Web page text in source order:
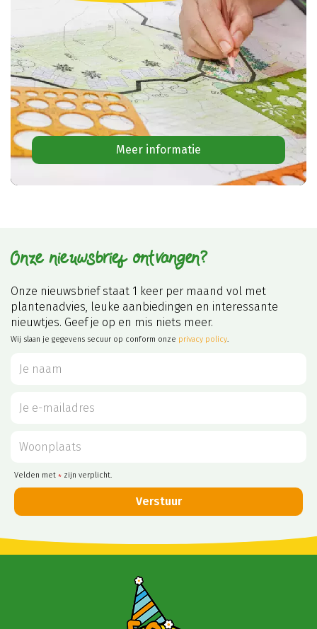
Meer informatie
Onze nieuwsbrief ontvangen?
Onze nieuwsbrief staat 1 keer per maand vol met
plantenadvies, leuke aanbiedingen en interessante
nieuwtjes. Geef je op en mis niets meer.
Wij slaan je gegevens secuur op conform onze privacy policy.
Velden met * zijn verplicht.